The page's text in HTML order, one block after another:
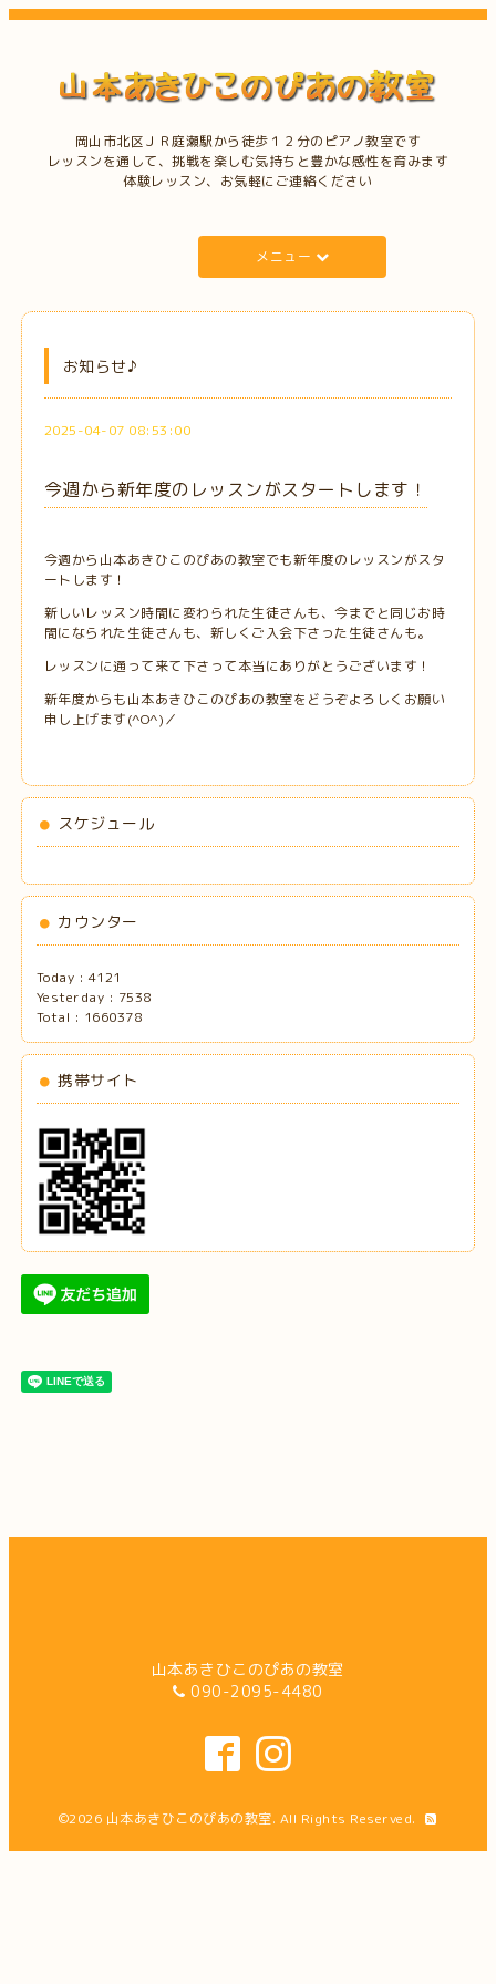
岡山市北区ＪＲ庭瀬駅から徒歩１２分のピアノ教室です
レッスンを通して、挑戦を楽しむ気持ちと豊かな感性を育みます
体験レッスン、お気軽にご連絡ください
メニュー
お知らせ♪
2025-04-07 08:53:00
今週から新年度のレッスンがスタートします！
今週から山本あきひこのぴあの教室でも新年度のレッスンがスタ
ートします！
新しいレッスン時間に変わられた生徒さんも、今までと同じお時
間になられた生徒さんも、新しくご入会下さった生徒さんも。
レッスンに通って来て下さって本当にありがとうございます！
新年度からも山本あきひこのぴあの教室をどうぞよろしくお願い
申し上げます(^O^)／
スケジュール
カウンター
Today : 4121
Yesterday : 7538
Total : 1660378
携帯サイト
山本あきひこのぴあの教室
090-2095-4480
©2026 山本あきひこのぴあの教室. All Rights Reserved.